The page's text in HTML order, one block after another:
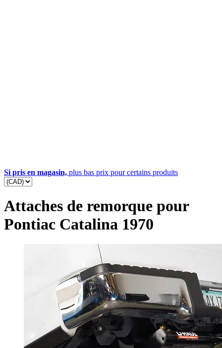
Si pris en magasin, plus bas prix pour certains produits
Attaches de remorque pour
Pontiac Catalina 1970